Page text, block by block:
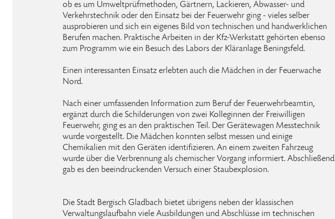
ob es um Umweltprüfmethoden, Gärtnern, Lackieren, Abwasser- und
Verkehrstechnik oder den Einsatz bei der Feuerwehr ging - vieles selber
ausprobieren und sich ein eigenes Bild von technischen und handwerklichen
Berufen machen. Praktische Arbeiten in der Kfz-Werkstatt gehörten ebenso
zum Programm wie ein Besuch des Labors der Kläranlage Beningsfeld.
Einen interessanten Einsatz erlebten auch die Mädchen in der Feuerwache
Nord.
Nach einer umfassenden Information zum Beruf der Feuerwehrbeamtin,
ergänzt durch die Schilderungen von zwei Kolleginnen der Freiwilligen
Feuerwehr, ging es an den praktischen Teil. Der Gerätewagen Messtechnik
wurde vorgestellt. Die Mädchen konnten selbst messen und einige
Chemikalien mit den Geräten identifizieren. An einem zweiten Fahrzeug
wurde über die Verbrennung als chemischer Vorgang informiert. Abschließend
gab es den beeindruckenden Versuch einer Staubexplosion.
Die Stadt Bergisch Gladbach bietet übrigens neben der klassischen
Verwaltungslaufbahn viele Ausbildungen und Abschlüsse im technischen